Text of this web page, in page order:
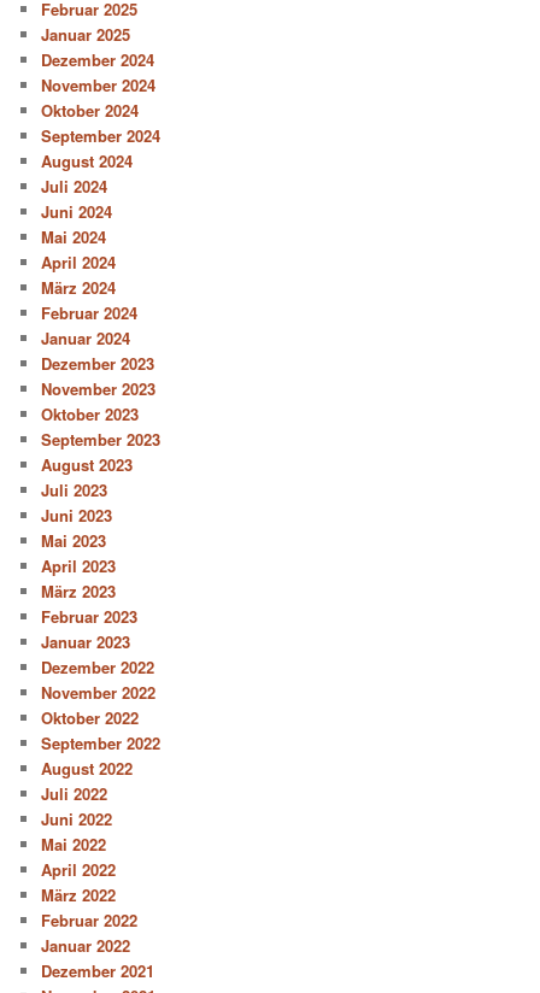
Februar 2025
Januar 2025
Dezember 2024
November 2024
Oktober 2024
September 2024
August 2024
Juli 2024
Juni 2024
Mai 2024
April 2024
März 2024
Februar 2024
Januar 2024
Dezember 2023
November 2023
Oktober 2023
September 2023
August 2023
Juli 2023
Juni 2023
Mai 2023
April 2023
März 2023
Februar 2023
Januar 2023
Dezember 2022
November 2022
Oktober 2022
September 2022
August 2022
Juli 2022
Juni 2022
Mai 2022
April 2022
März 2022
Februar 2022
Januar 2022
Dezember 2021